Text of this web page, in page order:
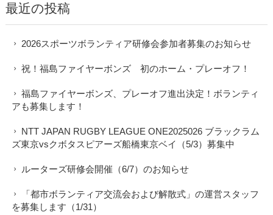
最近の投稿
2026スポーツボランティア研修会参加者募集のお知らせ
祝！福島ファイヤーボンズ 初のホーム・プレーオフ！
福島ファイヤーボンズ、プレーオフ進出決定！ボランティ
アも募集します！
NTT JAPAN RUGBY LEAGUE ONE2025026 ブラックラム
ズ東京vsクボタスピアーズ船橋東京ベイ（5/3）募集中
ルーターズ研修会開催（6/7）のお知らせ
「都市ボランティア交流会および解散式」の運営スタッフ
を募集します（1/31）